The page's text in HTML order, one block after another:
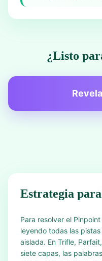
¿Listo
Estrategia
Para resolver el
leyendo todas las
aislada. En Trifle,
siete capas, las